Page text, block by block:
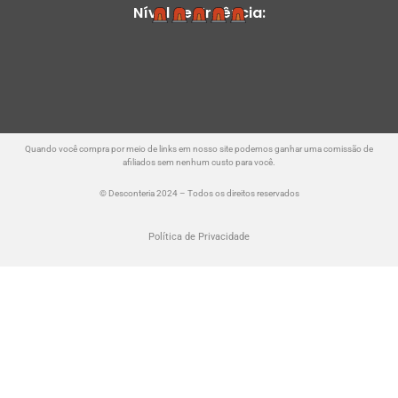
Nível de Urgência:
Quando você compra por meio de links em nosso site podemos ganhar uma comissão de
afiliados sem nenhum custo para você.
© Desconteria 2024 – Todos os direitos reservados
Política de Privacidade